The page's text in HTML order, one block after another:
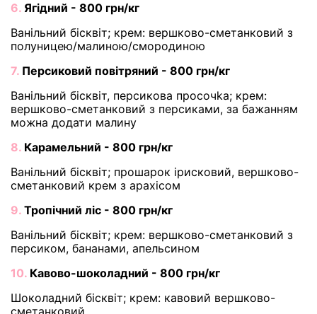
6. Ягідний - 800 грн/кг
Ванільний бісквіт; крем: вершково-сметанковий з
полуницею/малиною/смородиною
7. Персиковий повітряний - 800 грн/кг
Ванільний бісквіт, персикова просочka; крем:
вершково-сметанковий з персиками, за бажанням
можна додати малину
8. Карамельний - 800 грн/кг
Ванільний бісквіт; прошарок ірисковий, вершково-
сметанковий крем з арахісом
9. Тропічний ліс - 800 грн/кг
Ванільний бісквіт; крем: вершково-сметанковий з
персиком, бананами, апельсином
10. Кавово-шоколадний - 800 грн/кг
Шоколадний бісквіт; крем: кавовий вершково-
сметанковий